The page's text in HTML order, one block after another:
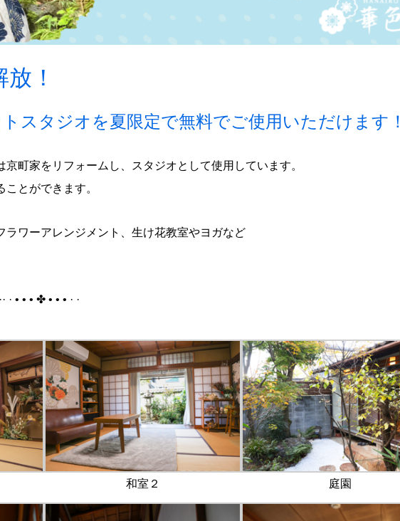
！
スタジオを夏限定で無料でご使用いただけます！
町家をリフォームし、スタジオとして使用しています。
とができます。
ラワーアレンジメント、生け花教室やヨガなど
· • • • ✤ • • • · ·
和室２ 庭園